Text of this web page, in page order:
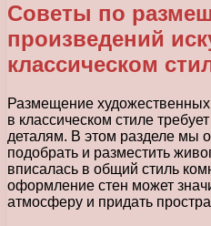
Советы по
произведений
классическом
Размещение
в классическом стиле
деталям. В этом разделе мы
подобрать и разместить
вписалась в общий стиль
оформление стен может
атмосферу и придать